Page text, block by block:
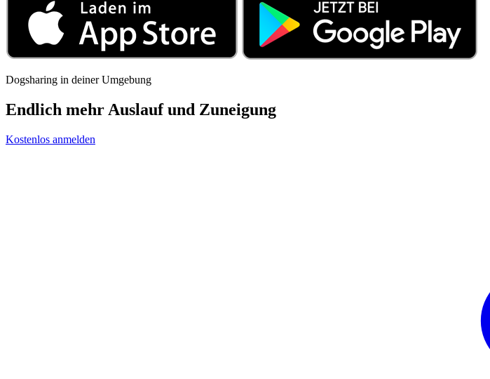
Dogsharing in deiner Umgebung
Endlich mehr Auslauf und Zuneigung
Kostenlos anmelden